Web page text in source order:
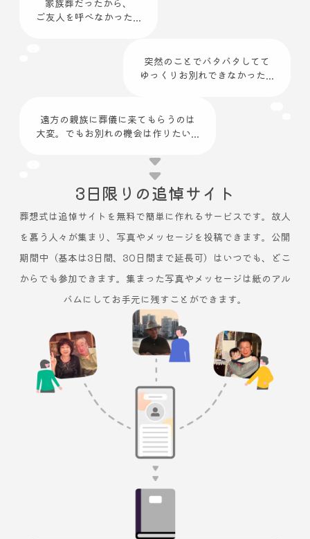
ご友人を呼べなかった...
突然のことでバタバタしてて
ゆっくりお別れできなかった...
遠方の親族に葬儀に来てもらうのは
大変。でもお別れの機会は作りたい...
3日限りの追悼サイト
葬想式は追悼サイトを無料で簡単に作れるサービスです。故人
を慕う人々が集まり、写真やメッセージを投稿できます。公開
期間中（基本は3日間、30日間まで延長可）はいつでも、どこ
からでも参加できます。集まった写真やメッセージは紙のアル
バムにしてお手元に残すことができます。